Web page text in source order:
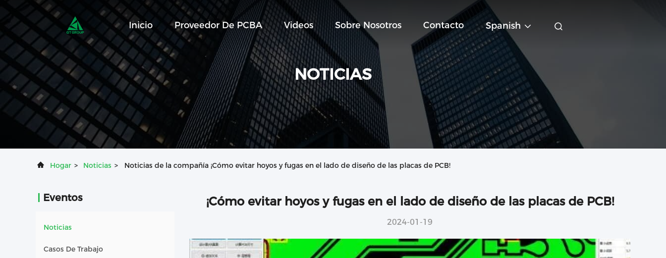
Inicio Proveedor De PCBA Videos Sobre Nosotros Contacto Spanish
NOTICIAS
Hogar > Noticias > Noticias de la compañía ¡Cómo evitar hoyos y fugas en el lado de diseño de las placas de PCB!
Eventos
Noticias
Casos De Trabajo
¡Cómo evitar hoyos y fugas en el lado de diseño de las placas de PCB!
2024-01-19